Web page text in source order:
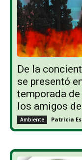
De la
se presentó
temporada
los amigos
Ambiente Patricia